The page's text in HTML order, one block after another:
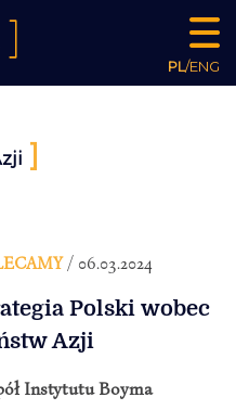
PL/ENG
]
/ 06.03.2024
Polski wobec
Azji
Instytutu Boyma